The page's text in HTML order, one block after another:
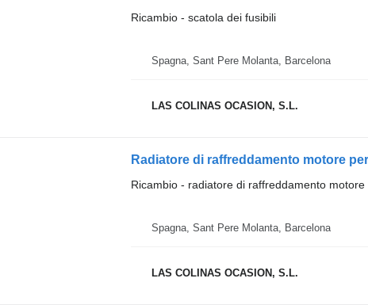
Ricambio - scatola dei fusibili
Spagna, Sant Pere Molanta, Barcelona
LAS COLINAS OCASION, S.L.
Radiatore di raffreddamento motore
Ricambio - radiatore di raffreddamento motore
Spagna, Sant Pere Molanta, Barcelona
LAS COLINAS OCASION, S.L.